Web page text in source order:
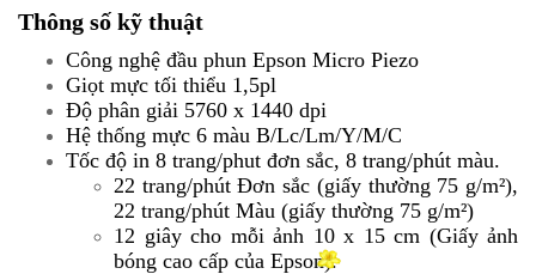
Thông số kỹ thuật
Công nghệ đầu phun Epson Micro Piezo
Giọt mực tối thiểu 1,5pl
Độ phân giải 5760 x 1440 dpi
Hệ thống mực 6 màu B/Lc/Lm/Y/M/C
Tốc độ in 8 trang/phut đơn sắc, 8 trang/phút màu.
22 trang/phút Đơn sắc (giấy thường 75 g/m²),
22 trang/phút Màu (giấy thường 75 g/m²)
12 giây cho mỗi ảnh 10 x 15 cm (Giấy ảnh
bóng cao cấp của Epson).